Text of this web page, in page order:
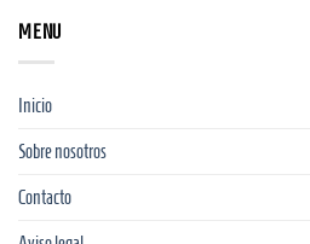
MENU
Inicio
Sobre nosotros
Contacto